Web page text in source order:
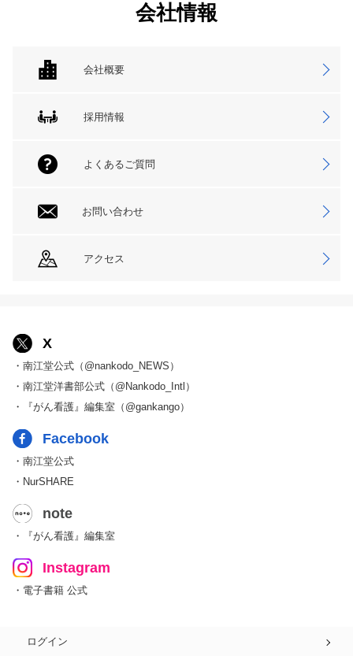
会社情報
会社概要
採用情報
よくあるご質問
お問い合わせ
アクセス
X
・南江堂公式（@nankodo_NEWS）
・南江堂洋書部公式（@Nankodo_Intl）
・『がん看護』編集室（@gankango）
Facebook
・南江堂公式
・NurSHARE
note
・『がん看護』編集室
Instagram
・電子書籍 公式
ログイン